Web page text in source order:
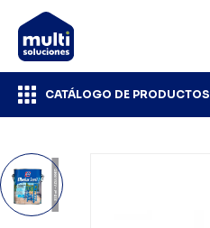
CATÁLOGO DE PRODUCTOS